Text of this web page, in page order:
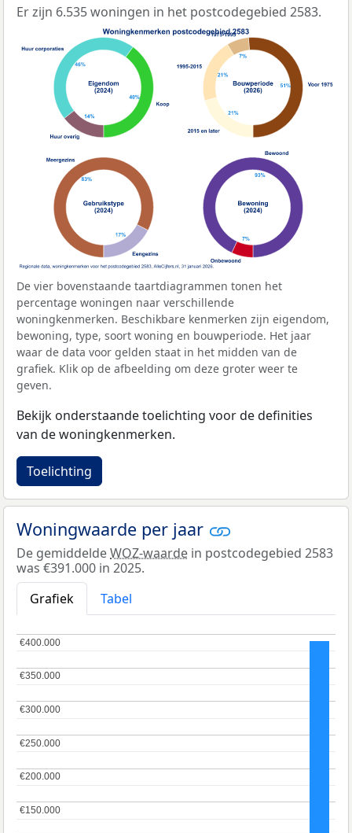
Er zijn 6.535 woningen in het postcodegebied 2583.
De vier bovenstaande taartdiagrammen tonen het
percentage woningen naar verschillende
woningkenmerken. Beschikbare kenmerken zijn eigendom,
bewoning, type, soort woning en bouwperiode. Het jaar
waar de data voor gelden staat in het midden van de
grafiek. Klik op de afbeelding om deze groter weer te
geven.
Bekijk onderstaande toelichting voor de definities
van de woningkenmerken.
Toelichting
Woningwaarde per jaar
De gemiddeldeWOZ-waarde in postcodegebied 2583
was €391.000 in 2025.
Grafiek
Tabel
€150.000
€150.000
€200.000
€200.000
€250.000
€250.000
€300.000
€300.000
€350.000
€350.000
€400.000
€400.000